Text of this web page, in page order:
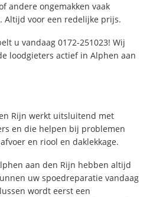
andere ongemakken vaak
Altijd voor een redelijke prijs.
u vandaag 0172-251023! Wij
loodgieters actief in Alphen aan
Rijn werkt uitsluitend met
en die helpen bij problemen
en riool en daklekkage.
aan den Rijn hebben altijd
uw spoedreparatie vandaag
wordt eerst een